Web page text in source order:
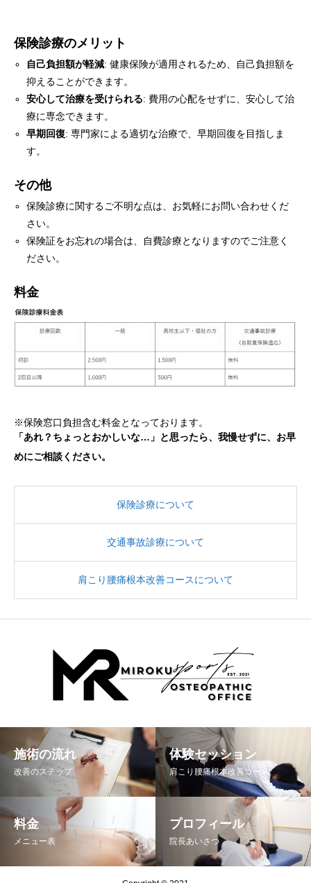
保険診療のメリット
自己負担額が軽減: 健康保険が適用されるため、自己負担額を
抑えることができます。
安心して治療を受けられる: 費用の心配をせずに、安心して治
療に専念できます。
早期回復: 専門家による適切な治療で、早期回復を目指しま
す。
その他
保険診療に関するご不明な点は、お気軽にお問い合わせくだ
さい。
保険証をお忘れの場合は、自費診療となりますのでご注意く
ださい。
料金
※保険窓口負担含む料金となっております。
「あれ？ちょっとおかしいな…」と思ったら、我慢せずに、お早
めにご相談ください。
保険診療について
交通事故診療について
肩こり腰痛根本改善コースについて
施術の流れ
改善のステップ
体験セッション
肩こり腰痛根本改善コース
料金
メニュー表
プロフィール
院長あいさつ